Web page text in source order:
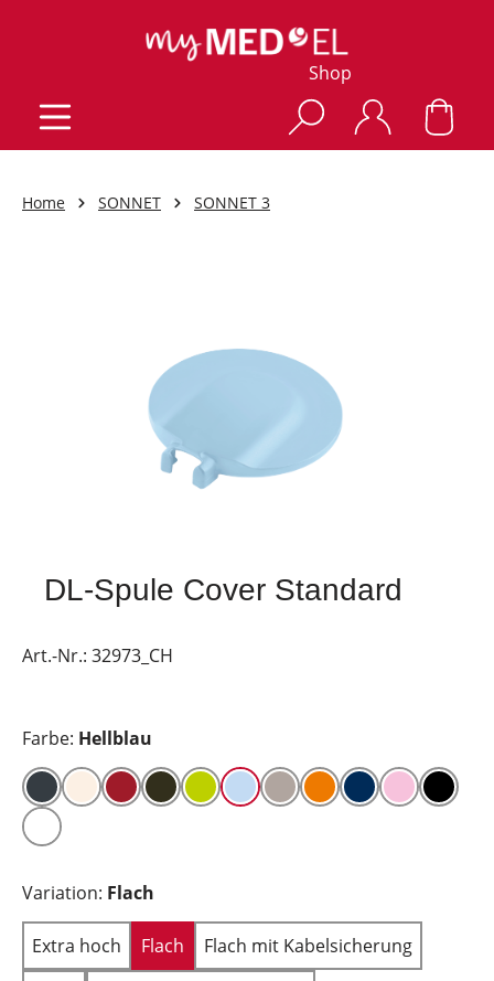
Shop
Home SONNET SONNET 3
DL-Spule Cover Standard
Art.-Nr.: 32973_CH
Farbe: Hellblau
Variation: Flach
Extra hoch Flach
Flach mit Kabelsicherung